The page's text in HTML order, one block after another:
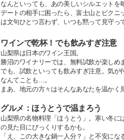
なんといっても、あの美しいシルエットを
デートの相手に困ったら、富士山とピクニ
は文句ひとつ言わず、いつも黙って見守っ
ワインで乾杯！でも飲みすぎ注意
山梨県は日本のワイン王国。
勝沼のワイナリーでは、無料試飲が楽しめ
でも、試飲といっても飲みすぎ注意。気が
なんてことも…。
まあ、地元の方々はそんなあなたを温かく
グルメ：ほうとうで温まろう
山梨県の名物料理「ほうとう」。寒い冬
の見た目にびっくりするかも。
「え、この大きな鍋一人分？」と不安に